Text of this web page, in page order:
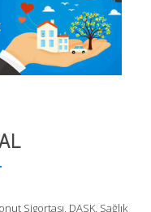
Sigortası, DASK, Sağlık